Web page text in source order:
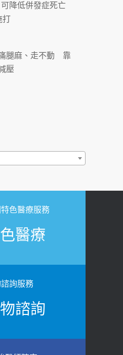
逝！食道癌為何奪命
／10捐血公益活動 邀
瘡?醫談瘍瘍瘻管與肛
眾可做1事
飆高
降低併發症死亡
打
痛腿麻、走不動 靠
壓
罹癌? 醫師釋
按脖子！ 1招「伸
易跌倒
色醫療服務
醫療
詢服務
諮詢